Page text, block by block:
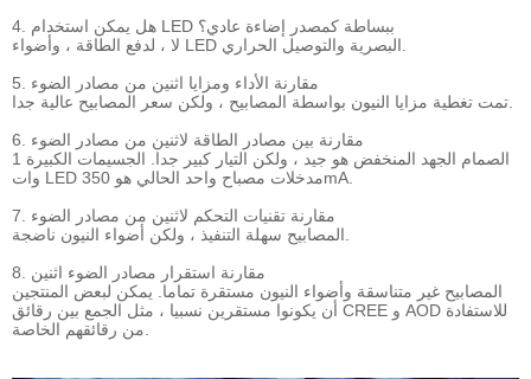
4. هل يمكن استخدام LED ببساطة كمصدر إضاءة عادي؟
لا ، لدفع الطاقة ، وأضواء LED البصرية والتوصيل الحراري.
5. مقارنة الأداء ومزايا اثنين من مصادر الضوء
تمت تغطية مزايا النيون بواسطة المصابيح ، ولكن سعر المصابيح عالية جدا.
6. مقارنة بين مصادر الطاقة لاثنين من مصادر الضوء
الصمام الجهد المنخفض هو جيد ، ولكن التيار كبير جدا. الجسيمات الكبيرة 1
وات LED مدخلات مصباح واحد الحالي هو 350mA.
7. مقارنة تقنيات التحكم لاثنين من مصادر الضوء
المصابيح سهلة التنفيذ ، ولكن أضواء النيون ناضجة.
8. مقارنة استقرار مصادر الضوء اثنين
المصابيح غير متناسقة وأضواء النيون مستقرة تماما. يمكن لبعض المنتجين
أن يكونوا مستقرين نسبيا ، مثل الجمع بين رقائق CREE و AOD للاستفادة
من رقائقهم الخاصة.